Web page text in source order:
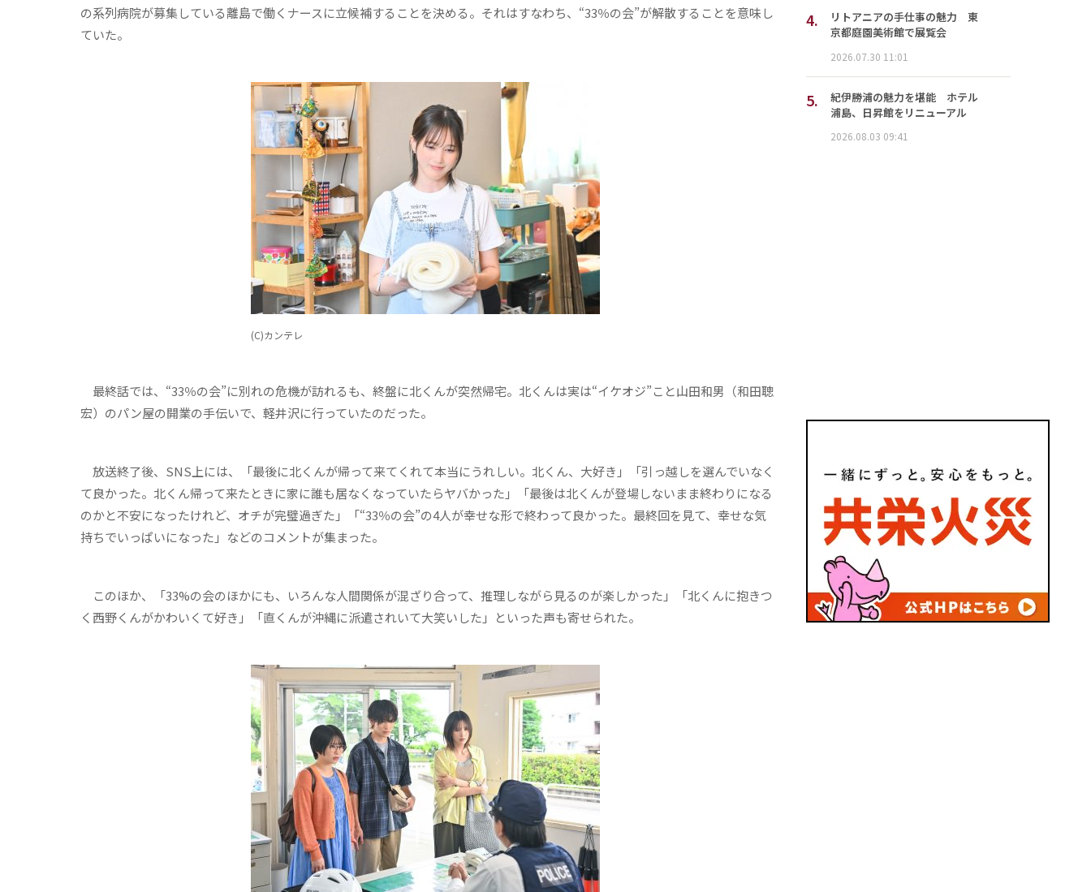
の系列病院が募集している離島で働くナースに立候補することを決める。それはすなわち、“33％の会”が解散することを意味し
ていた。
(C)カンテレ
最終話では、“33％の会”に別れの危機が訪れるも、終盤に北くんが突然帰宅。北くんは実は“イケオジ”こと山田和男（和田聰
宏）のパン屋の開業の手伝いで、軽井沢に行っていたのだった。
放送終了後、SNS上には、「最後に北くんが帰って来てくれて本当にうれしい。北くん、大好き」「引っ越しを選んでいなく
て良かった。北くん帰って来たときに家に誰も居なくなっていたらヤバかった」「最後は北くんが登場しないまま終わりになる
のかと不安になったけれど、オチが完璧過ぎた」「“33％の会”の4人が幸せな形で終わって良かった。最終回を見て、幸せな気
持ちでいっぱいになった」などのコメントが集まった。
このほか、「33%の会のほかにも、いろんな人間関係が混ざり合って、推理しながら見るのが楽しかった」「北くんに抱きつ
く西野くんがかわいくて好き」「直くんが沖縄に派遣されいて大笑いした」といった声も寄せられた。
4.
リトアニアの手仕事の魅力 東
京都庭園美術館で展覧会
2026.07.30 11:01
5.
紀伊勝浦の魅力を堪能 ホテル
浦島、日昇館をリニューアル
2026.08.03 09:41